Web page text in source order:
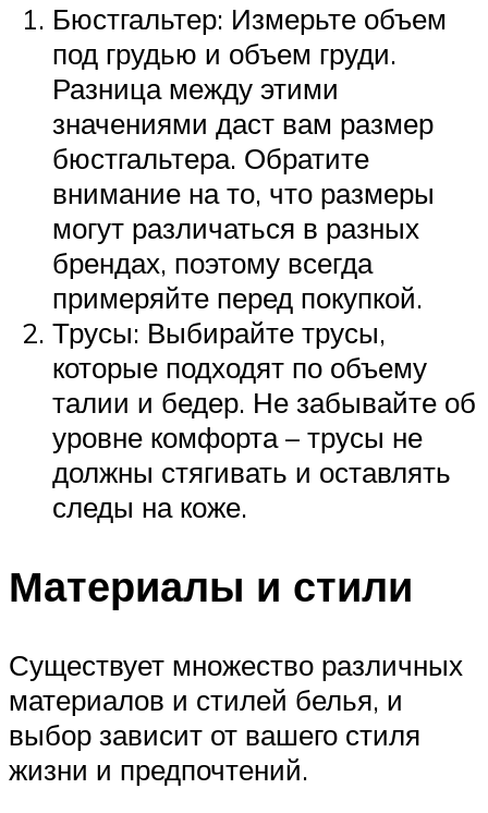
Бюстгальтер: Измерьте объем
под грудью и объем груди.
Разница между этими
значениями даст вам размер
бюстгальтера. Обратите
внимание на то, что размеры
могут различаться в разных
брендах, поэтому всегда
примеряйте перед покупкой.
Трусы: Выбирайте трусы,
которые подходят по объему
талии и бедер. Не забывайте об
уровне комфорта – трусы не
должны стягивать и оставлять
следы на коже.
Материалы и стили
Существует множество различных
материалов и стилей белья, и
выбор зависит от вашего стиля
жизни и предпочтений.